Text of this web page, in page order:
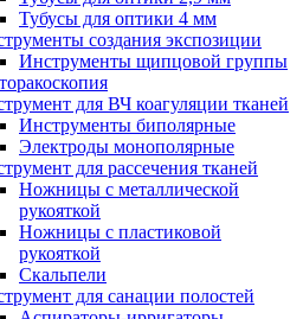
Тубусы для оптики 4 мм
создания экспозиции
Инструменты щипцовой группы
для ВЧ коагуляции тканей
Инструменты биполярные
Электроды монополярные
для рассечения тканей
Ножницы с металлической
рукояткой
Ножницы с пластиковой
рукояткой
Скальпели
для санации полостей